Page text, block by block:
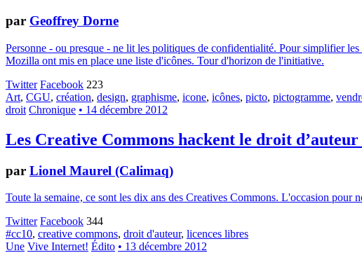
par Geoffrey Dorne
Personne - ou presque - ne lit les politiques de confidentialité. Pour simplifier
Mozilla ont mis en place une liste d'icônes. Tour d'horizon de l'initiative.
Twitter Facebook 223
Art, CGU, création, design, graphisme, icone, icônes, picto, pictogramme,
droit Chronique • 14 décembre 2012
Les Creative Commons hackent le droit d’auteur
par Lionel Maurel (Calimaq)
Toute la semaine, ce sont les dix ans des Creatives Commons. L'occasion
Twitter Facebook 344
#cc10, creative commons, droit d'auteur, licences libres
Une Vive Internet! Édito • 13 décembre 2012